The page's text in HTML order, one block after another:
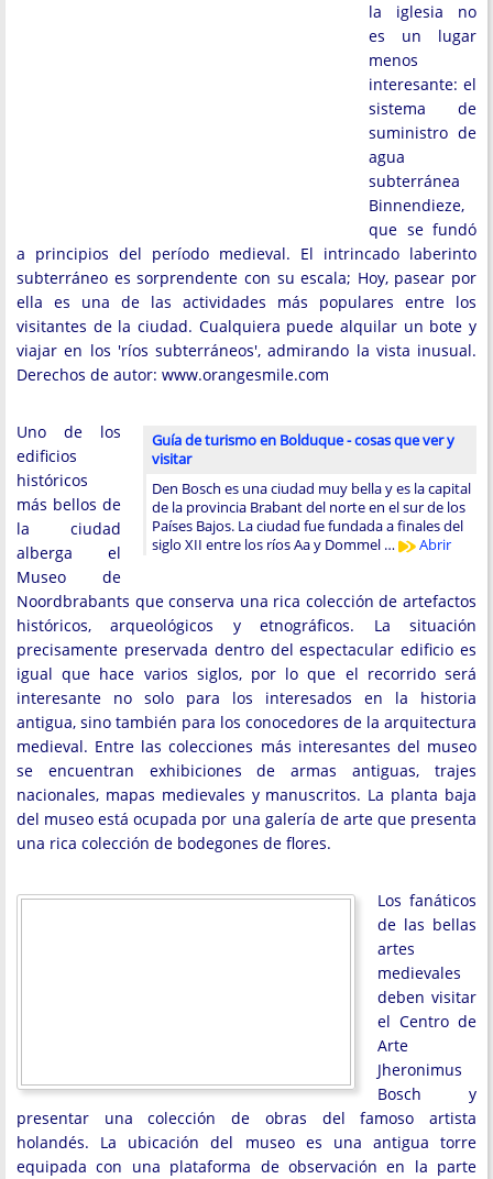
la iglesia no
es un lugar
menos
interesante: el
sistema de
suministro de
agua
subterránea
Binnendieze,
que se fundó
a principios del período medieval. El intrincado laberinto
subterráneo es sorprendente con su escala; Hoy, pasear por
ella es una de las actividades más populares entre los
visitantes de la ciudad. Cualquiera puede alquilar un bote y
viajar en los 'ríos subterráneos', admirando la vista inusual.
Derechos de autor: www.orangesmile.com
Guía de turismo en Bolduque - cosas que ver y
visitar
Den Bosch es una ciudad muy bella y es la capital
de la provincia Brabant del norte en el sur de los
Países Bajos. La ciudad fue fundada a finales del
siglo XII entre los ríos Aa y Dommel …
Abrir
Uno de los
edificios
históricos
más bellos de
la ciudad
alberga el
Museo de
Noordbrabants que conserva una rica colección de artefactos
históricos, arqueológicos y etnográficos. La situación
precisamente preservada dentro del espectacular edificio es
igual que hace varios siglos, por lo que el recorrido será
interesante no solo para los interesados en la historia
antigua, sino también para los conocedores de la arquitectura
medieval. Entre las colecciones más interesantes del museo
se encuentran exhibiciones de armas antiguas, trajes
nacionales, mapas medievales y manuscritos. La planta baja
del museo está ocupada por una galería de arte que presenta
una rica colección de bodegones de flores.
Los fanáticos
de las bellas
artes
medievales
deben visitar
el Centro de
Arte
Jheronimus
Bosch y
presentar una colección de obras del famoso artista
holandés. La ubicación del museo es una antigua torre
equipada con una plataforma de observación en la parte